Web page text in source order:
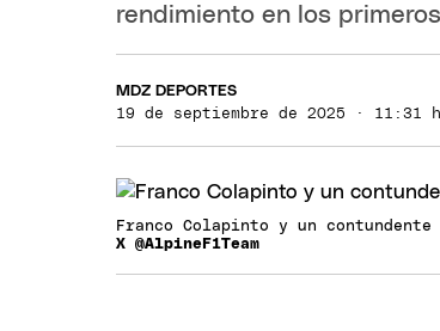
rendimiento en los
MDZ DEPORTES
19 de septiembre de 2025 · 11:31
Franco Colapinto y un
X @AlpineF1Team